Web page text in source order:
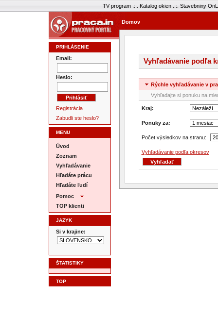
TV program.::. Katalog okien.::. Stavebniny
Domov
PRIHLÁSENIE
Email:
Heslo:
Registrácia
Zabudli ste heslo?
MENU
Úvod
Zoznam
Vyhľadávanie
Hľadáte prácu
Hľadáte ľudí
Pomoc
TOP klienti
JAZYK
Si v krajine:
ŠTATISTIKY
TOP
Vyhľadávanie podľa
Rýchle vyhľadávanie v
Vyhľadajte si ponuku na
Kraj:
Ponuky za:
Počet výsledkov na stranu:
Vyhľadávanie podľa okresov